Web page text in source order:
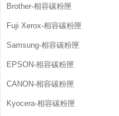
Brother-相容碳粉匣
Fuji Xerox-相容碳粉匣
Samsung-相容碳粉匣
EPSON-相容碳粉匣
CANON-相容碳粉匣
Kyocera-相容碳粉匣